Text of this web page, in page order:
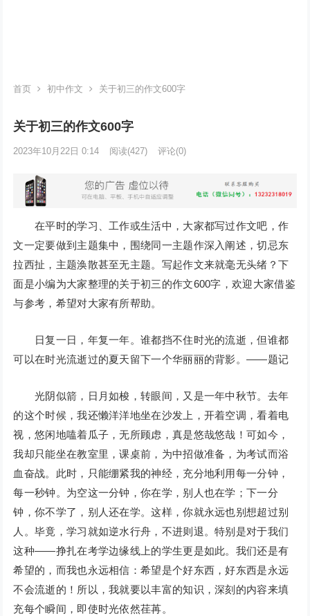
首页 初中作文 关于初三的作文600字
关于初三的作文600字
2023年10月22日 0:14 阅读(427) 评论(0)
在平时的学习、工作或生活中，大家都写过作文吧，作
文一定要做到主题集中，围绕同一主题作深入阐述，切忌东
拉西扯，主题涣散甚至无主题。写起作文来就毫无头绪？下
面是小编为大家整理的关于初三的作文600字，欢迎大家借鉴
与参考，希望对大家有所帮助。
日复一日，年复一年。谁都挡不住时光的流逝，但谁都
可以在时光流逝过的夏天留下一个华丽丽的背影。——题记
光阴似箭，日月如梭，转眼间，又是一年中秋节。去年
的这个时候，我还懒洋洋地坐在沙发上，开着空调，看着电
视，悠闲地嗑着瓜子，无所顾虑，真是悠哉悠哉！可如今，
我却只能坐在教室里，课桌前，为中招做准备，为考试而浴
血奋战。此时，只能绷紧我的神经，充分地利用每一分钟，
每一秒钟。为空这一分钟，你在学，别人也在学；下一分
钟，你不学了，别人还在学。这样，你就永远也别想超过别
人。毕竟，学习就如逆水行舟，不进则退。特别是对于我们
这种——挣扎在考学边缘线上的学生更是如此。我们还是有
希望的，而我也永远相信：希望是个好东西，好东西是永远
不会流逝的！所以，我就要以丰富的知识，深刻的内容来填
充每个瞬间，即使时光依然荏苒。